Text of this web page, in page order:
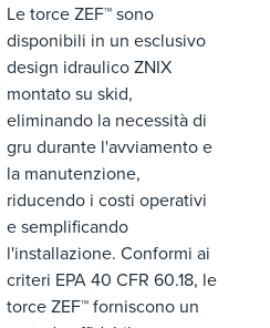
Le torce ZEF™ sono
disponibili in un esclusivo
design idraulico ZNIX
montato su skid,
eliminando la necessità di
gru durante l'avviamento e
la manutenzione,
riducendo i costi operativi
e semplificando
l'installazione. Conformi ai
criteri EPA 40 CFR 60.18, le
torce ZEF™ forniscono un